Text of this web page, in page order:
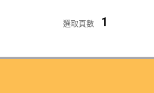
選取頁數 1